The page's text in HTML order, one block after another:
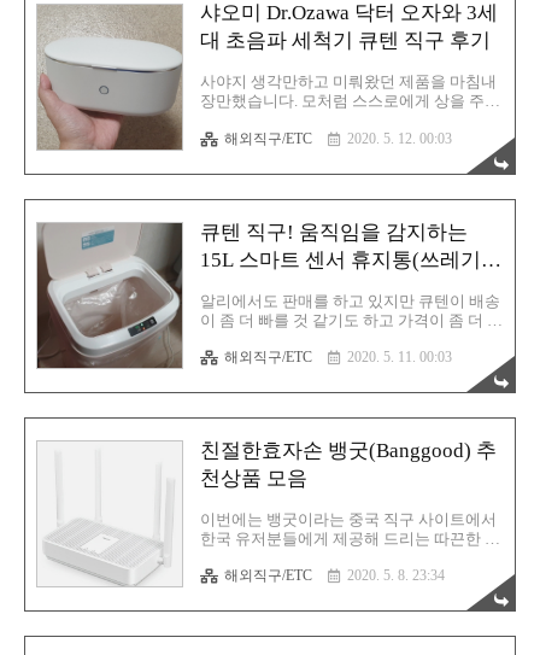
120W 재질: ABS + PC 최대 전류: 10A 대상
차량: 승용차 및 SUV 사용 시간: 약 30분 악
세서리: 팽창식 와이어, 3M 차량 충전 전원
와이어 제품 설명 > 차량에 손상을 주지 않음
> 동작하는데 1초 밖에 걸리지 않음> 자동차
에 공간을 차지하지 않아서 보관 용이> 안전
하고 가벼운 전원 공급 : 10A 퓨즈 장착으로
과부하시 자동 전원 차단> 고..
샤오미 Dr.Ozawa 닥터 오자와 3세
대 초음파 세척기 큐텐 직구 후기
사야지 생각만하고 미뤄왔던 제품을 마침내
장만했습니다. 모처럼 스스로에게 상을 주는
구매하기로 마음 먹었던 이유는 단 하나 입
니다. 최고급 안경닦이 중 하나인 도레이씨
로 열심히 안경 렌즈를 닦아내어도 구석 구
석 침투해있는 안경테와 렌즈 사이의 기름떼
안경 클리닝을 위한 목적으로 샤오미 닥터오
자와(Dr.Ozawa) 초음파 세척기를 구매하게
되었습니다. 이미 유튜브나 다른 사용 후기
글들을 익히 봐왔기 때문에 성능에는 전혀
일말의 의심은 없었습니다. 다만 과연 "내 안
경도 잘 닦이려나?" 하는 기대에 찬 호기심만
가득했죠. 백문이 불여일견 입니다. 빨리 확
인해 보겠습니다. 샤오미 3세대 초음파 세척
기 이모저모 제목에도 언급했..
해외직구/ETC 2020. 5. 12. 00:03
큐텐 직구! 움직임을 감지하는
15L 스마트 센서 휴지통(쓰레기
알리에서도 판매를 하고 있지만 큐텐이 배송
이 좀 더 빠를 것 같기도 하고 가격이 좀 더 저
다. 이번에 큐텐에서 구매한 제품은 총 두 가
지로, 하나는 다음 글때 소개해드릴 샤오미
Dr.Ozawa 초음파 세척기 입니다. 본문에서는
제목에서도 언급했듯 스마트 센서 휴지통에
오미 초음파 세척기 제품도 궁금하시면 아래
에 링크해 두었으니 시간 되시면 한 번 읽어
보시기 바랍니다. 샤오미 Dr.Ozawa 닥터 오자
와 3세대 초음파 세척기 후기 스마트 센서 휴
지통 이모저모 휴지통은 이렇게 생겼습니다.
구성품은 본체와 USB 충전 케이블, 사용 설
명서 입니다. 본체인 휴지통의 경우는 뚜껑
부분, 비닐을 고정시키는 프레임, 그리고 15L
통..
해외직구/ETC 2020. 5. 11. 00:03
친절한효자손 뱅굿(Banggood) 추
천상품 모음
이번에는 뱅굿이라는 중국 직구 사이트에서
한국 유저분들에게 제공해 드리는 따끈한 할
않습니다. 그 중에서 이건 괜찮다 싶은 제품
들만 선별하여 업로드를 진행할 예정 입니
다. 본 페이지를 즐겨찾기(북마크) 해두시고
뱅굿의 최신 할인 소식을 가져가시기 바라겠
해외직구/ETC 2020. 5. 8. 23:34